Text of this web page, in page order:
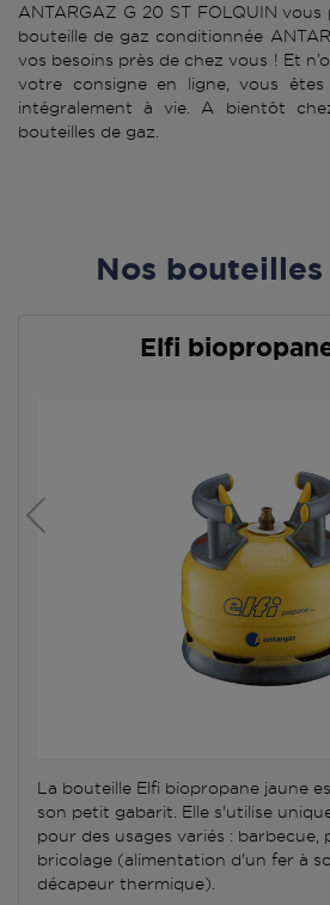
ANTARGAZ G 20 ST FOLQUIN
bouteille de gaz conditionnée
vos besoins près de chez vous ! Et
votre consigne en ligne, vous êtes
intégralement à vie. A bientôt
bouteilles de gaz.
Nos
Elfi
La bouteille Elfi biopropane jaune
son petit gabarit. Elle s'utilise
pour des usages variés : barbecue,
bricolage (alimentation d'un fer à
décapeur thermique).